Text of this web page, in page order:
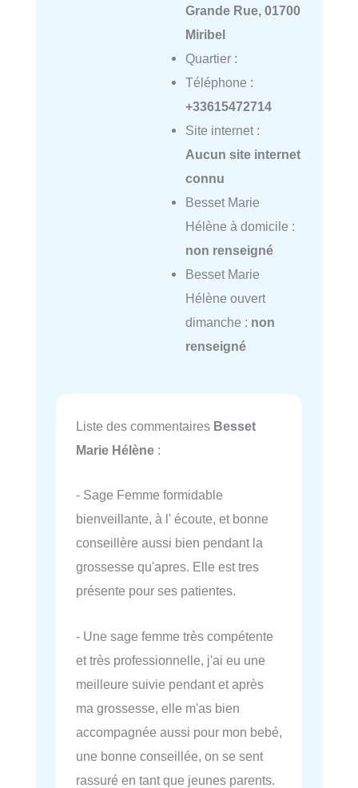
Grande Rue, 01700
Miribel
Quartier :
Téléphone :
+33615472714
Site internet :
Aucun site internet
connu
Besset Marie
Hélène à domicile :
non renseigné
Besset Marie
Hélène ouvert
dimanche : non
renseigné
Liste des commentaires Besset
Marie Hélène :
- Sage Femme formidable
bienveillante, à l' écoute, et bonne
conseillère aussi bien pendant la
grossesse qu'apres. Elle est tres
présente pour ses patientes.
- Une sage femme très compétente
et très professionnelle, j'ai eu une
meilleure suivie pendant et après
ma grossesse, elle m'as bien
accompagnée aussi pour mon bebé,
une bonne conseillée, on se sent
rassuré en tant que jeunes parents.